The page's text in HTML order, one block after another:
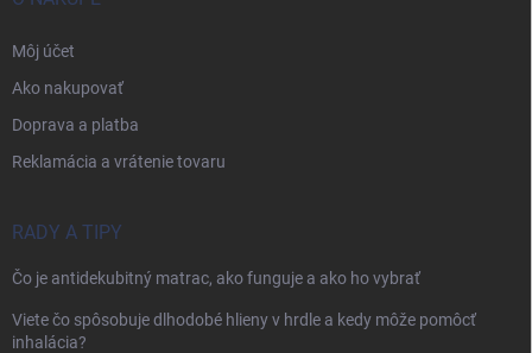
Môj účet
Ako nakupovať
Doprava a platba
Reklamácia a vrátenie tovaru
RADY A TIPY
Čo je antidekubitný matrac, ako funguje a ako ho vybrať
Viete čo spôsobuje dlhodobé hlieny v hrdle a kedy môže pomôcť
inhalácia?